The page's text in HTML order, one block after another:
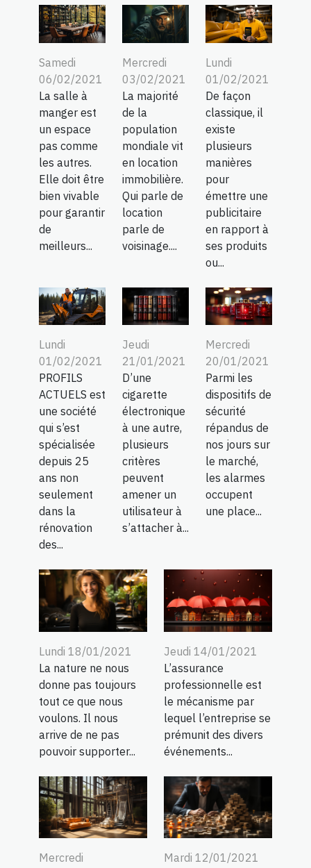
Samedi
06/02/2021
La salle à
manger est
un espace
pas comme
les autres.
Elle doit être
bien vivable
pour garantir
de
meilleurs...
Mercredi
03/02/2021
La majorité
de la
population
mondiale vit
en location
immobilière.
Qui parle de
location
parle de
voisinage....
Lundi
01/02/2021
De façon
classique, il
existe
plusieurs
manières
pour
émettre une
publicitaire
en rapport à
ses produits
ou...
Lundi
01/02/2021
PROFILS
ACTUELS est
une société
qui s’est
spécialisée
depuis 25
ans non
seulement
dans la
rénovation
des...
Jeudi
21/01/2021
D’une
cigarette
électronique
à une autre,
plusieurs
critères
peuvent
amener un
utilisateur à
s’attacher à...
Mercredi
20/01/2021
Parmi les
dispositifs de
sécurité
répandus de
nos jours sur
le marché,
les alarmes
occupent
une place...
Lundi 18/01/2021
La nature ne nous
donne pas toujours
tout ce que nous
voulons. Il nous
arrive de ne pas
pouvoir supporter...
Jeudi 14/01/2021
L’assurance
professionnelle est
le mécanisme par
lequel l’entreprise se
prémunit des divers
événements...
Mercredi
Mardi 12/01/2021